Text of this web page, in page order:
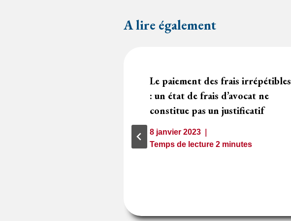
A lire également
Le paiement des frais irrépétibles
: un état de frais d’avocat ne
constitue pas un justificatif
8 janvier 2023
Temps de lecture 2 minutes